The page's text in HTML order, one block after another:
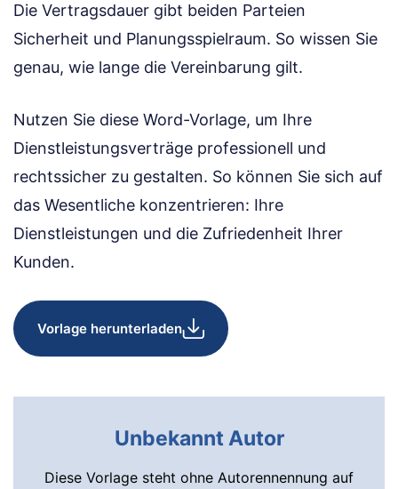
Die Vertragsdauer gibt beiden Parteien
Sicherheit und Planungsspielraum. So wissen Sie
genau, wie lange die Vereinbarung gilt.
Nutzen Sie diese Word-Vorlage, um Ihre
Dienstleistungsverträge professionell und
rechtssicher zu gestalten. So können Sie sich auf
das Wesentliche konzentrieren: Ihre
Dienstleistungen und die Zufriedenheit Ihrer
Kunden.
Vorlage herunterladen
Unbekannt Autor
Diese Vorlage steht ohne Autorennennung auf